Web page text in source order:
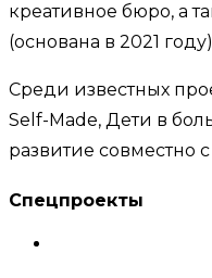
креативное бюро, а
(основана в 2021
Среди известных
Self-Made, Дети в
развитие совместно
Спецпроекты